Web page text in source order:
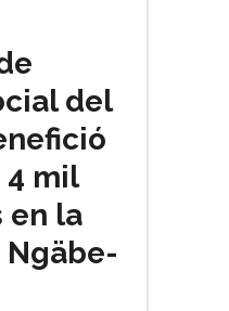
del
4 mil
en la
Ngäbe-